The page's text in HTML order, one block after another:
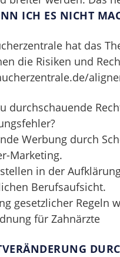
ICH ES NICHT
hat das
die Risiken und
durchschauende
Werbung durch
Marketing.
in der
Berufsaufsicht.
gesetzlicher Regeln
für Zahnärzte